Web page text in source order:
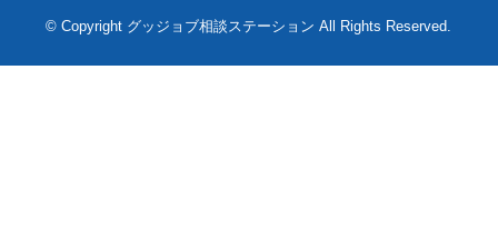
© Copyright グッジョブ相談ステーション All Rights Reserved.